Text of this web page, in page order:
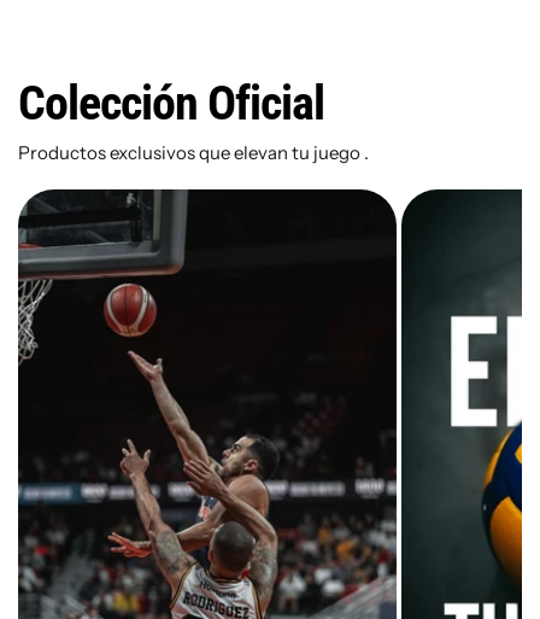
10 10.5 11 11.5
Colección Oficial
Productos exclusivos que elevan tu juego .